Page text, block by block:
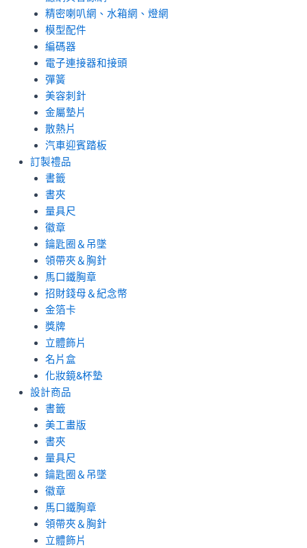
精密喇叭網、水箱網、燈網
模型配件
編碼器
電子連接器和接頭
彈簧
美容刺針
金屬墊片
散熱片
汽車迎賓踏板
訂製禮品
書籤
書夾
量具尺
徽章
鑰匙圈＆吊墜
領帶夾＆胸針
馬口鐵胸章
招財錢母＆紀念幣
金箔卡
獎牌
立體飾片
名片盒
化妝鏡&杯墊
設計商品
書籤
美工畫版
書夾
量具尺
鑰匙圈＆吊墜
徽章
馬口鐵胸章
領帶夾＆胸針
立體飾片